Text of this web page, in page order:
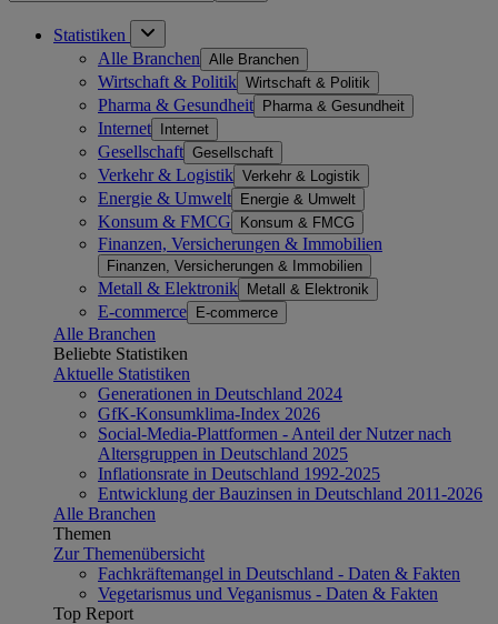
Statistiken
Alle Branchen Alle Branchen
Wirtschaft & Politik Wirtschaft & Politik
Pharma & Gesundheit Pharma & Gesundheit
Internet Internet
Gesellschaft Gesellschaft
Verkehr & Logistik Verkehr & Logistik
Energie & Umwelt Energie & Umwelt
Konsum & FMCG Konsum & FMCG
Finanzen, Versicherungen & Immobilien
Finanzen, Versicherungen & Immobilien
Metall & Elektronik Metall & Elektronik
E-commerce E-commerce
Alle Branchen
Beliebte Statistiken
Aktuelle Statistiken
Generationen in Deutschland 2024
GfK-Konsumklima-Index 2026
Social-Media-Plattformen - Anteil der Nutzer nach
Altersgruppen in Deutschland 2025
Inflationsrate in Deutschland 1992-2025
Entwicklung der Bauzinsen in Deutschland 2011-2026
Alle Branchen
Themen
Zur Themenübersicht
Fachkräftemangel in Deutschland - Daten & Fakten
Vegetarismus und Veganismus - Daten & Fakten
Top Report